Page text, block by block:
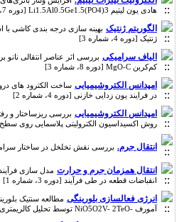
هادی یون لیتیم Li1.5Al0.5Ge1.5(PO4)3 [دوره 7، شماره 4]
الگوریتم ژنتیک بهینه سازی درجه بندی کاشی با
ژنتیک [دوره 4، شماره 3]
الیاف سرامیکی بررسی اثر عناصر انتقالی نانو
کم‌کربن MgO-C [دوره 8، شماره 3]
امپدانس الکتروشیمیایی ساخت الکترود های
در فرایند یون زدایی خازنی [دوره 4، شماره 2]
امپدانس الکتروشیمیایی بررسی ریزساختار و
روش اکسیداسیون الکترولیتی پلاسمایی روی سطح آلیاژ آلومینیم 2024
انتقال جرم. بررسی نقش تخلخل در ساختار سرامیک‌های
انتقال همزمان جرم و حرارت مدل سازی
انقباضات قطعه در طی فرآیند [دوره 3، شماره 1]
انرژی فعالسازی بلورینگی مطالعه سنتیک
آمورف -NiO5O2V- 2TeO توسط تحلیل کالریمتری [دوره 5، شماره 3]